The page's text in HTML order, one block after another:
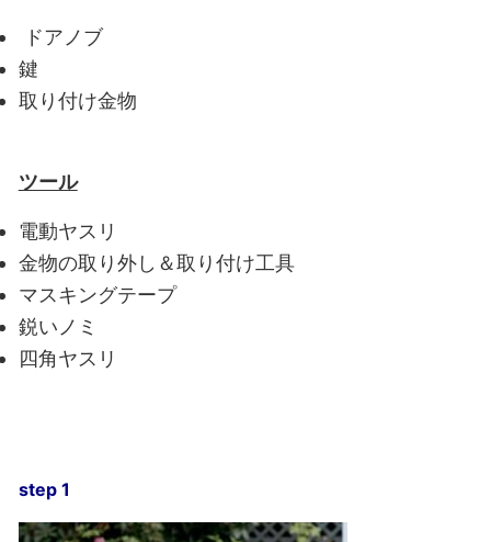
ドアノブ
鍵
取り付け金物
ツール
電動ヤスリ
金物の取り外し＆取り付け工具
マスキングテープ
鋭いノミ
四角ヤスリ
step 1